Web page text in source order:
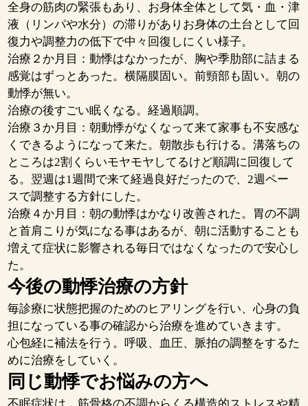
全身の筋肉の緊張もあり、お身体全体として気・血・津
液（リンパや水分）の滞りがありお身体の土台として回
復力や調整力の低下で中々回復しにくい様子。
治療２か月目：動悸はなかったが、胸や季肋部に詰まる
感覚はずっとあった。横隔膜固い。前頸部も固い。朝の
動悸が無い。
治療の後すごい眠くなる。経過順調。
治療３か月目：朝動悸がなくなって来て家事も不安感な
くできるようになって来た。朝散歩も行ける。溝落ちの
ところは2割くらいモヤモヤしてるけど順調に回復して
る。翌週は1週間で来て経過良好だったので、2週ペー
スで調整する方針にした。
治療４か月目：朝の動悸はかなり改善された。胃の不調
と首肩こりが気になる事はあるが、朝に活動することも
増えて症状に影響される毎日ではなくなったので安心し
た。
今後の動悸治療の方針
毎診療に状態把握のためのヒアリングを行い、心身の負
担になっている事の確認から治療を進めていきます。
心包経に補法を行う。呼吸、血圧、脈拍の調整をするた
めに治療をしていく。
同じ動悸でお悩みの方へ